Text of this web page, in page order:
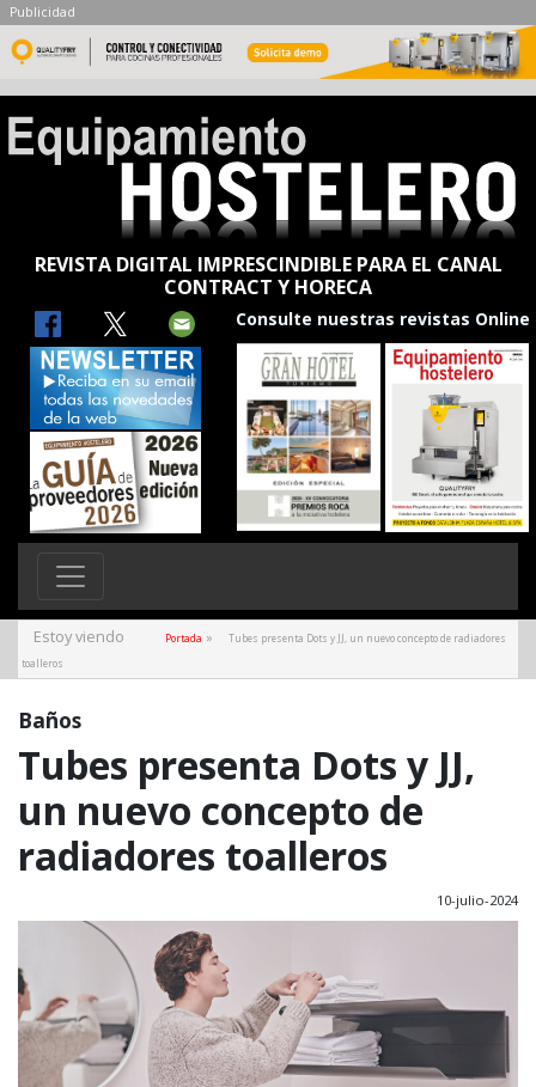
Publicidad
REVISTA DIGITAL IMPRESCINDIBLE PARA EL CANAL
CONTRACT Y HORECA
Consulte nuestras revistas Online
Estoy viendo Portada »
Tubes presenta Dots y JJ, un nuevo concepto de radiadores
toalleros
Baños
Tubes presenta Dots y JJ,
un nuevo concepto de
radiadores toalleros
10-julio-2024